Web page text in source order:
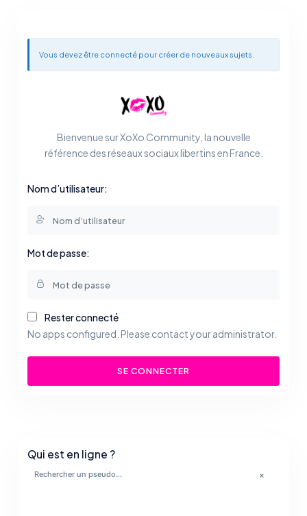
Vous devez être connecté pour créer de nouveaux sujets.
Bienvenue sur XoXo Community, la nouvelle
référence des réseaux sociaux libertins en France.
Nom d’utilisateur:
Mot de passe:
Rester connecté
No apps configured. Please contact your administrator.
SE CONNECTER
Qui est en ligne ?
×